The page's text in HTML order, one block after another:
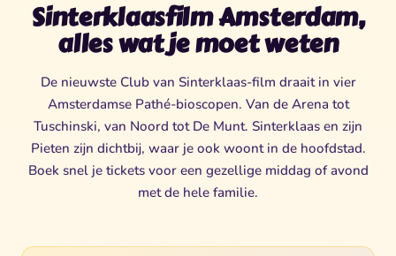
Sinterklaasfilm Amsterdam,
alles wat je moet weten
De nieuwste Club van Sinterklaas-film draait in vier
Amsterdamse Pathé-bioscopen. Van de Arena tot
Tuschinski, van Noord tot De Munt. Sinterklaas en zijn
Pieten zijn dichtbij, waar je ook woont in de hoofdstad.
Boek snel je tickets voor een gezellige middag of avond
met de hele familie.